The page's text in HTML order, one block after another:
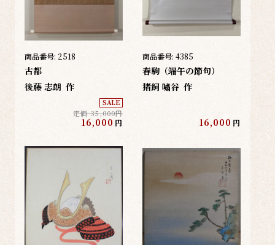
商品番号: 2518
古都
後藤 志朗 作
SALE
定価 35,000円
16,000 円
商品番号: 4385
春駒（端午の節句）
猪飼 嘯谷 作
16,000 円